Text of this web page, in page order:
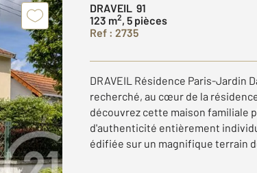
DRAVEIL 91
123 m2, 5 pièces
Ref : 2735
DRAVEIL Résidence Paris-Jardin
recherché, au cœur de la
découvrez cette maison familiale
d'authenticité entièrement
édifiée sur un magnifique terrain